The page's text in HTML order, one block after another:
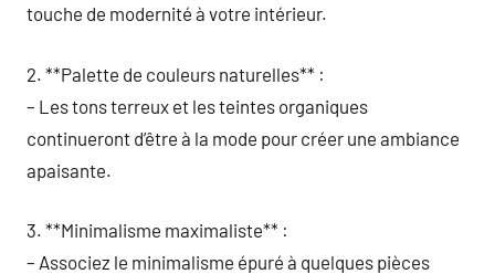
touche de modernité à votre intérieur.
2. **Palette de couleurs naturelles** :
– Les tons terreux et les teintes organiques
continueront d’être à la mode pour créer une ambiance
apaisante.
3. **Minimalisme maximaliste** :
– Associez le minimalisme épuré à quelques pièces